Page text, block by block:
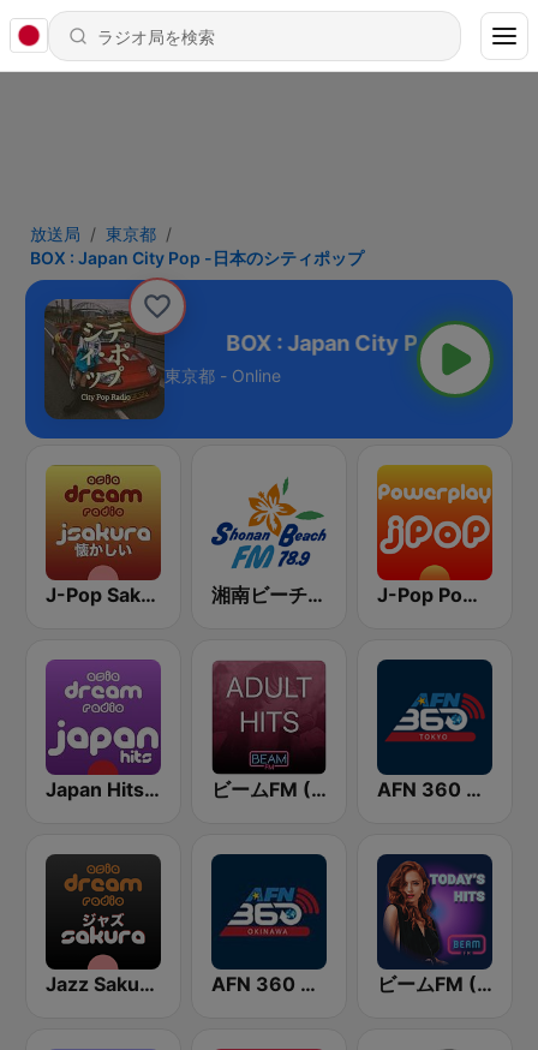
放送局
東京都
BOX : Japan City Pop -日本のシティポップ
シティポップ
東京都 - Online
J-Pop Sakura 懐かしい 湘南ビーチFM (Shonan Beach FM) J-Pop Powerplay
Japan Hits - Asia DREAM Radio ビームFM (Beam FM) - Adult Hits AFN 360 Tokyo (Japan Only)
Jazz Sakura - asia DREAM radio AFN 360 Okinawa (Japan Only) ビームFM (Beam FM)